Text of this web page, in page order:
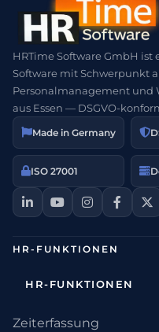
HRTime Software GmbH
Software mit Schwerpunkt
Personalmanagement und
aus Essen — DSGVO-
Made in Germany
ISO 27001
HR-FUNKTIONEN
HR-FUNKTIONEN
Zeiterfassung